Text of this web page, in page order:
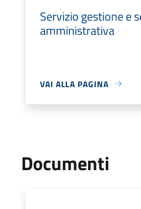
Servizio gestione e
amministrativa
VAI ALLA PAGINA
Documenti